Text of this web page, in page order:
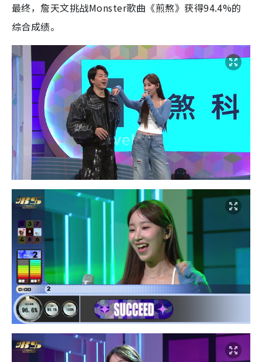
最终，詹天文挑战Monster歌曲《煎熬》获得94.4%的
综合成绩。